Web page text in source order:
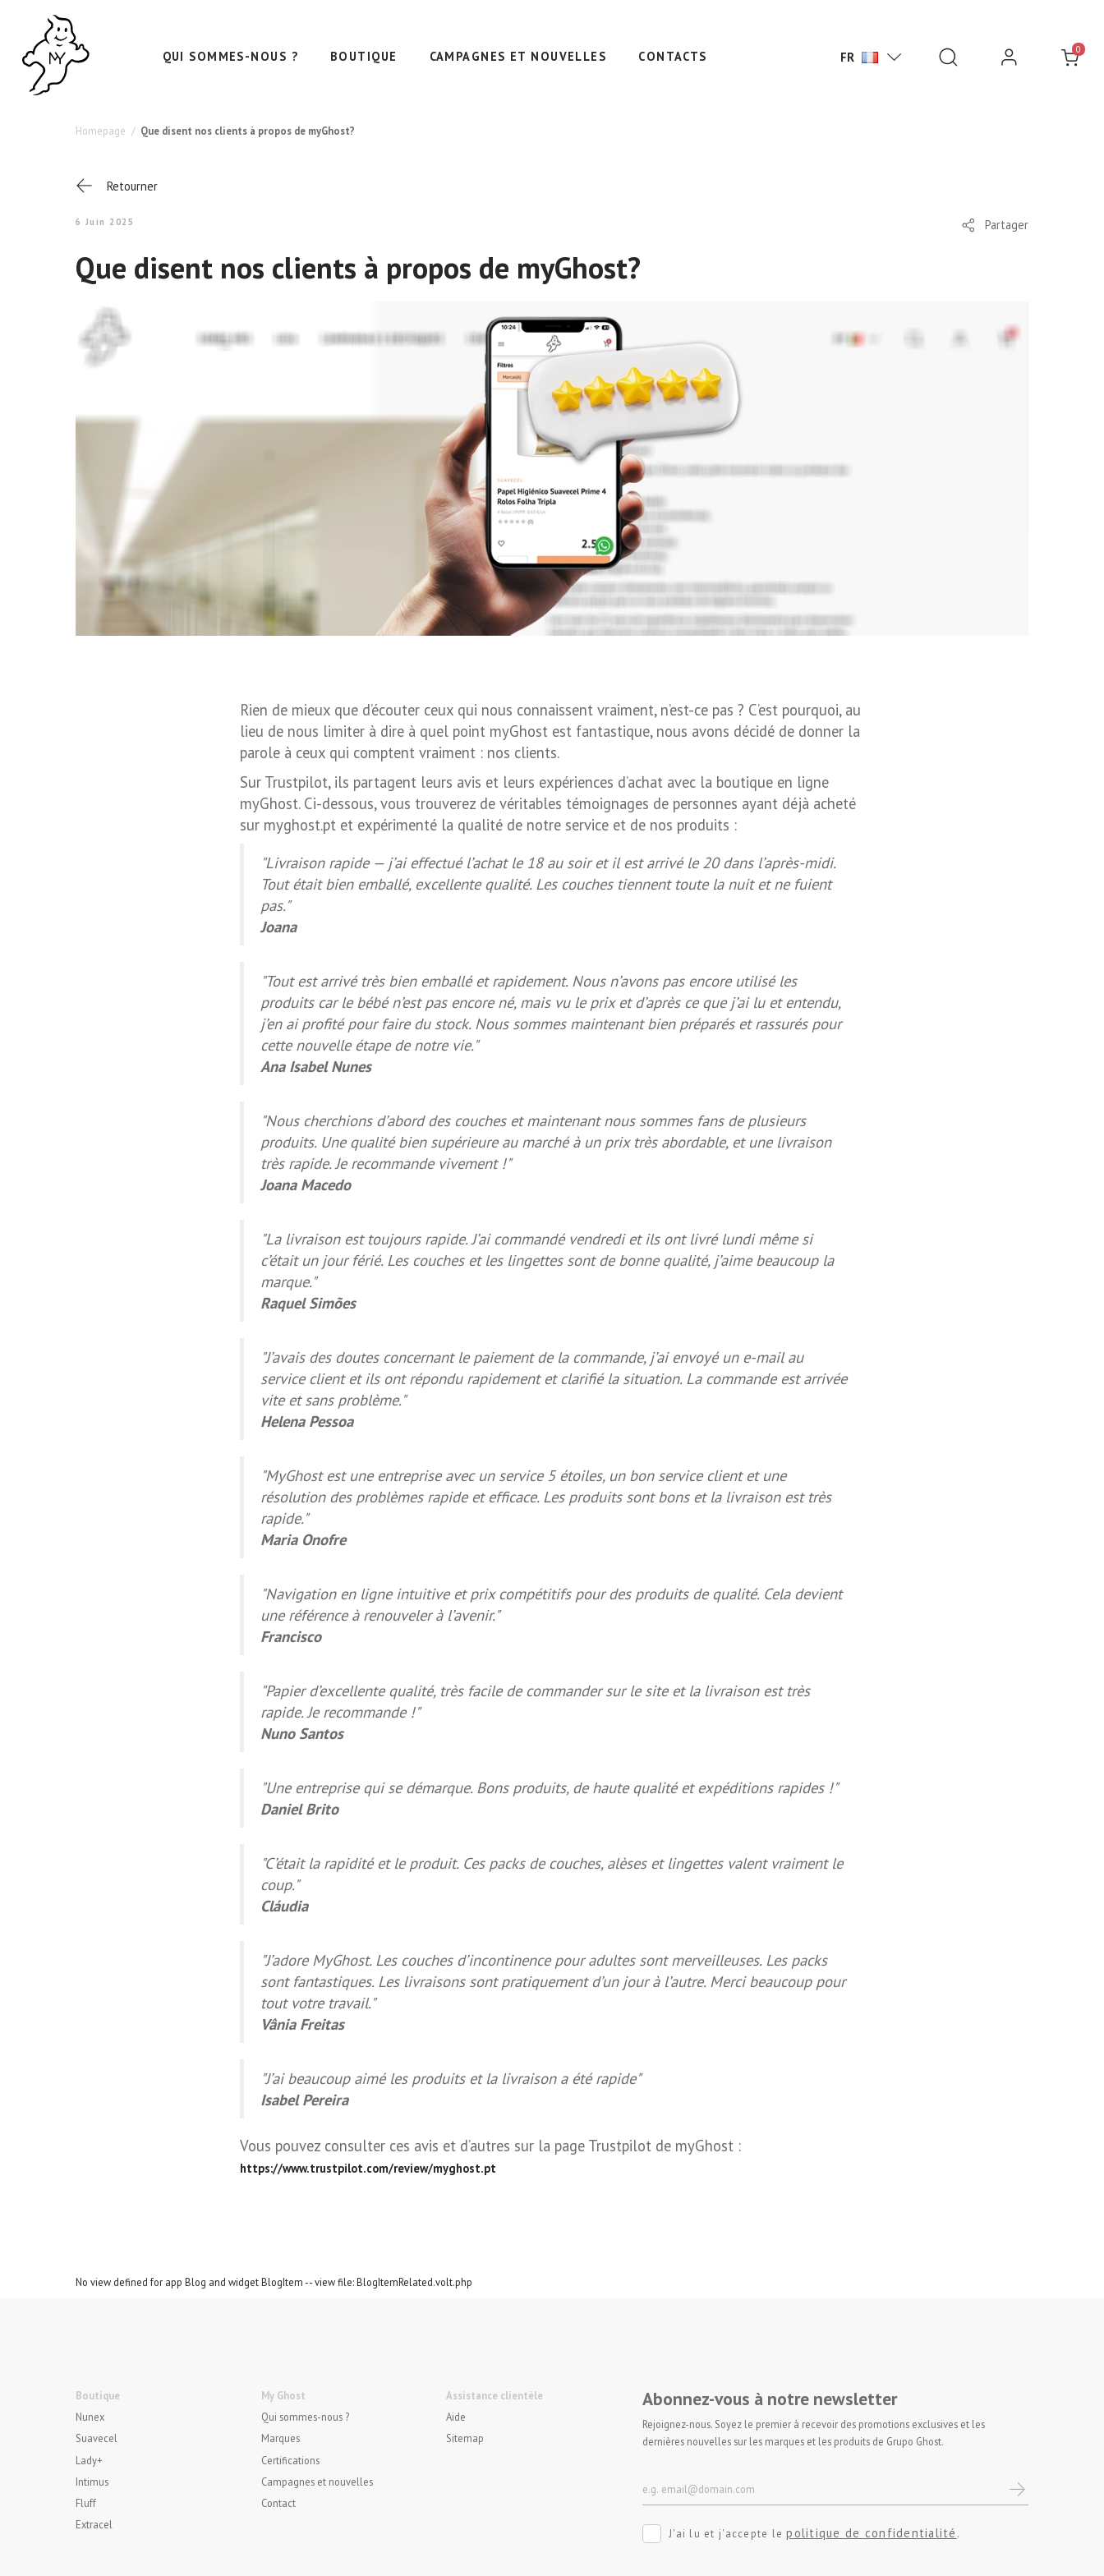
QUI SOMMES-NOUS ? BOUTIQUE CAMPAGNES ET NOUVELLES CONTACTS FR
0
Homepage Que disent nos clients à propos de myGhost?
Retourner
6 Juin 2025 Partager
Que disent nos clients à propos de myGhost?
Rien de mieux que d’écouter ceux qui nous connaissent vraiment, n’est-ce pas ? C’est pourquoi, au
lieu de nous limiter à dire à quel point myGhost est fantastique, nous avons décidé de donner la
parole à ceux qui comptent vraiment : nos clients.
Sur Trustpilot, ils partagent leurs avis et leurs expériences d’achat avec la boutique en ligne
myGhost. Ci-dessous, vous trouverez de véritables témoignages de personnes ayant déjà acheté
sur myghost.pt et expérimenté la qualité de notre service et de nos produits :
"Livraison rapide — j’ai effectué l’achat le 18 au soir et il est arrivé le 20 dans l’après-midi.
Tout était bien emballé, excellente qualité. Les couches tiennent toute la nuit et ne fuient
pas."
Joana
"Tout est arrivé très bien emballé et rapidement. Nous n’avons pas encore utilisé les
produits car le bébé n’est pas encore né, mais vu le prix et d’après ce que j’ai lu et entendu,
j’en ai profité pour faire du stock. Nous sommes maintenant bien préparés et rassurés pour
cette nouvelle étape de notre vie."
Ana Isabel Nunes
"Nous cherchions d’abord des couches et maintenant nous sommes fans de plusieurs
produits. Une qualité bien supérieure au marché à un prix très abordable, et une livraison
très rapide. Je recommande vivement !"
Joana Macedo
"La livraison est toujours rapide. J’ai commandé vendredi et ils ont livré lundi même si
c’était un jour férié. Les couches et les lingettes sont de bonne qualité, j’aime beaucoup la
marque."
Raquel Simões
"J’avais des doutes concernant le paiement de la commande, j’ai envoyé un e-mail au
service client et ils ont répondu rapidement et clarifié la situation. La commande est arrivée
vite et sans problème."
Helena Pessoa
"MyGhost est une entreprise avec un service 5 étoiles, un bon service client et une
résolution des problèmes rapide et efficace. Les produits sont bons et la livraison est très
rapide."
Maria Onofre
"Navigation en ligne intuitive et prix compétitifs pour des produits de qualité. Cela devient
une référence à renouveler à l’avenir."
Francisco
"Papier d’excellente qualité, très facile de commander sur le site et la livraison est très
rapide. Je recommande !"
Nuno Santos
"Une entreprise qui se démarque. Bons produits, de haute qualité et expéditions rapides !"
Daniel Brito
"C’était la rapidité et le produit. Ces packs de couches, alèses et lingettes valent vraiment le
coup."
Cláudia
"J’adore MyGhost. Les couches d’incontinence pour adultes sont merveilleuses. Les packs
sont fantastiques. Les livraisons sont pratiquement d’un jour à l’autre. Merci beaucoup pour
tout votre travail."
Vânia Freitas
"J’ai beaucoup aimé les produits et la livraison a été rapide"
Isabel Pereira
Vous pouvez consulter ces avis et d’autres sur la page Trustpilot de myGhost :
https://www.trustpilot.com/review/myghost.pt
No view defined for app Blog and widget BlogItem -- view file: BlogItemRelated.volt.php
Boutique
Nunex
Suavecel
Lady+
Intimus
Fluff
Extracel
My Ghost
Qui sommes-nous ?
Marques
Certifications
Campagnes et nouvelles
Contact
Assistance clientèle
Aide
Sitemap
Abonnez-vous à notre newsletter
Rejoignez-nous. Soyez le premier à recevoir des promotions exclusives et les
dernières nouvelles sur les marques et les produits de Grupo Ghost.
J'ai lu et j'accepte lepolitique de confidentialité .